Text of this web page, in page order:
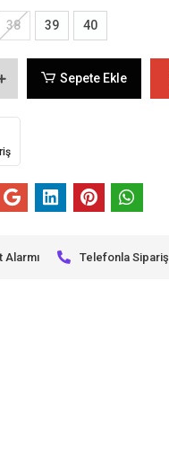
38 39 40
Sepete Ekle
Alarmı Telefonla Sipariş